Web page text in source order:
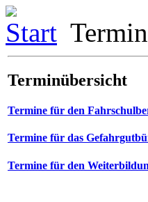
Start
Terminübersicht
Termine für den
Termine für das
Termine für den